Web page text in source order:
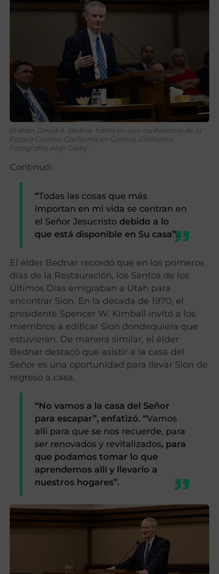
El élder David A. Bednar habla en una conferencia de la
Estaca Corona, California en Corona, California.
Fotografía: Alan Gibby
Continuó:
“Todas las cosas que más
importan en mi vida se centran en
el Señor Jesucristo debido a lo
que está disponible en Su casa”.
El élder Bednar recordó que en los primeros
días de la Restauración, los Santos de los
Últimos Días emigraban a Utah para
encontrar Sion. En la década de 1970, el
presidente Spencer W. Kimball invitó a los
miembros a edificar Sion dondequiera que
estuvieran. De manera similar, el élder
Bednar destacó que asistir a la casa del
Señor es una oportunidad para llevar Sion de
regreso a casa.
“No vamos a la casa del Señor
para escapar”, enfatizó. “Vamos
allí para que se nos recuerde, para
ser renovados y revitalizados, para
que podamos tomar lo que
aprendemos allí y llevarlo a
nuestros hogares”.